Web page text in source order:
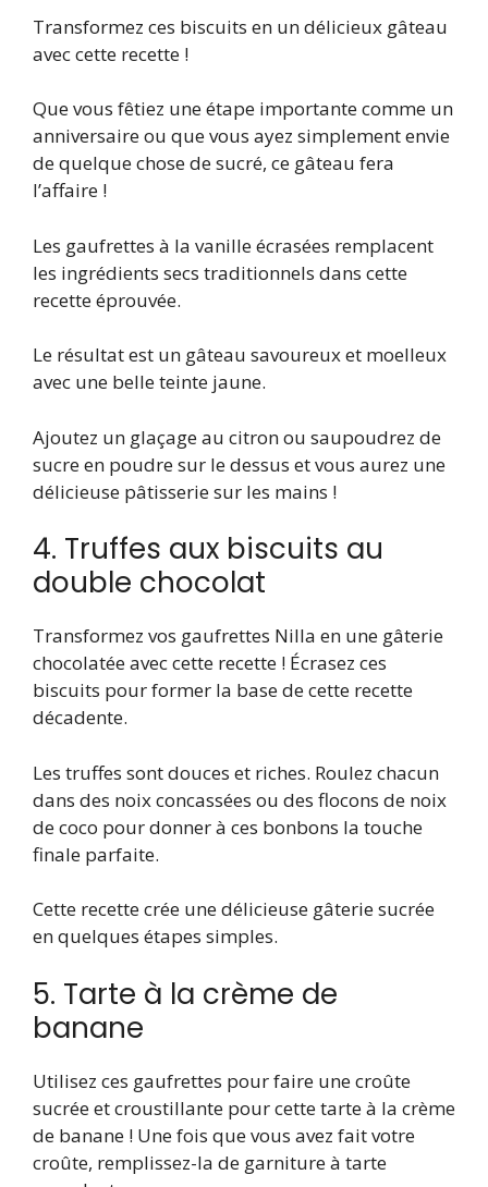
Transformez ces biscuits en un délicieux gâteau
avec cette recette !
Que vous fêtiez une étape importante comme un
anniversaire ou que vous ayez simplement envie
de quelque chose de sucré, ce gâteau fera
l’affaire !
Les gaufrettes à la vanille écrasées remplacent
les ingrédients secs traditionnels dans cette
recette éprouvée.
Le résultat est un gâteau savoureux et moelleux
avec une belle teinte jaune.
Ajoutez un glaçage au citron ou saupoudrez de
sucre en poudre sur le dessus et vous aurez une
délicieuse pâtisserie sur les mains !
4. Truffes aux biscuits au
double chocolat
Transformez vos gaufrettes Nilla en une gâterie
chocolatée avec cette recette ! Écrasez ces
biscuits pour former la base de cette recette
décadente.
Les truffes sont douces et riches. Roulez chacun
dans des noix concassées ou des flocons de noix
de coco pour donner à ces bonbons la touche
finale parfaite.
Cette recette crée une délicieuse gâterie sucrée
en quelques étapes simples.
5. Tarte à la crème de
banane
Utilisez ces gaufrettes pour faire une croûte
sucrée et croustillante pour cette tarte à la crème
de banane ! Une fois que vous avez fait votre
croûte, remplissez-la de garniture à tarte